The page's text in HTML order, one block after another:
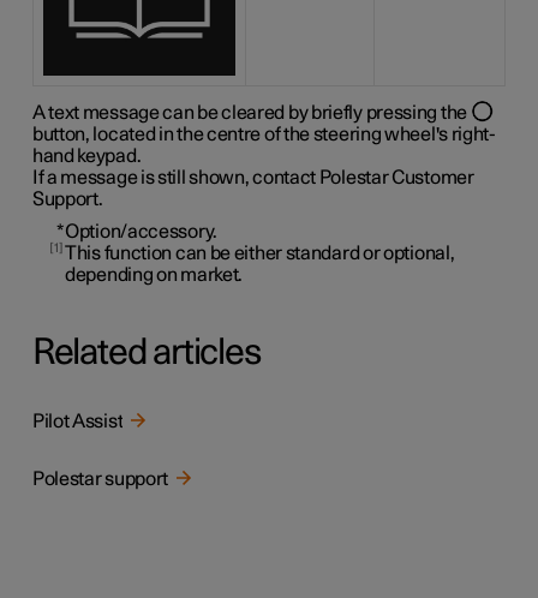
A text message can be cleared by briefly pressing the
button, located in the centre of the steering wheel's right-
hand keypad.
If a message is still shown, contact Polestar Customer
Support.
*Option/accessory.
1 This function can be either standard or optional,
depending on market.
Related articles
Pilot Assist
Polestar support